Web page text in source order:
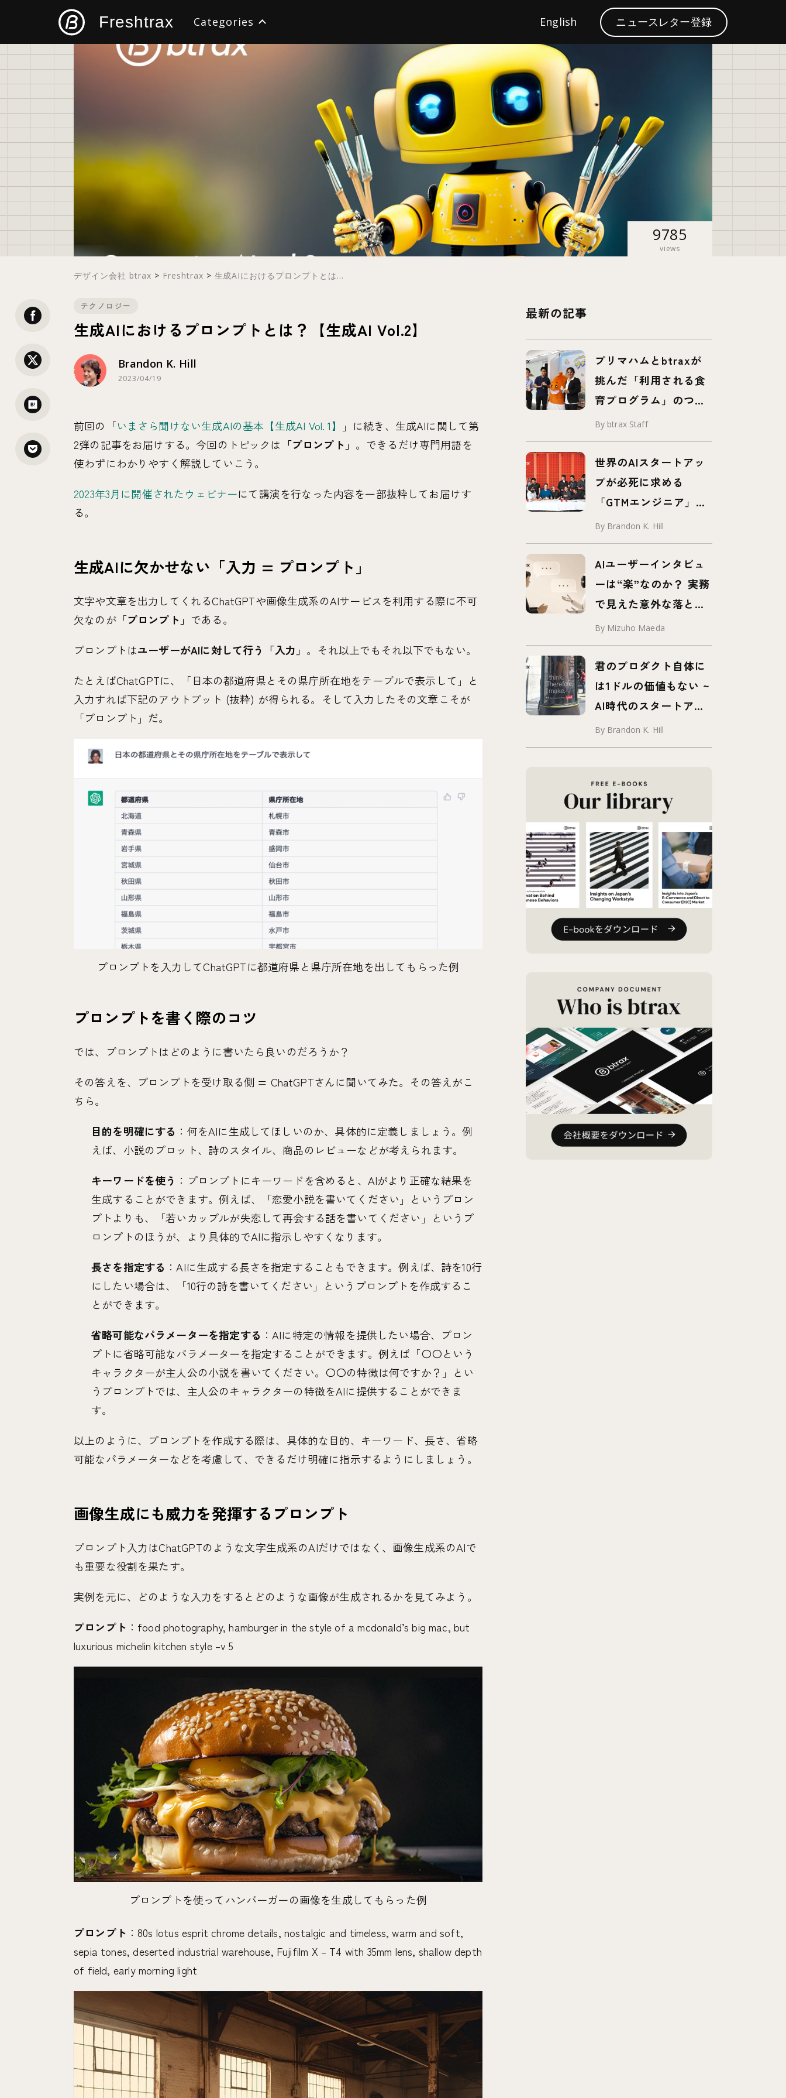
Freshtrax Categories
すべて デザイン イノベーション ブランディング
S
e
a
English ニュースレター登録
9785
views
デザイン会社 btrax > Freshtrax > 生成AIにおけるプロンプトとは...
テクノロジー
生成AIにおけるプロンプトとは？【生成AI Vol.2】
Brandon K. Hill
2023/04/19
前回の「いまさら聞けない生成AIの基本【生成AI Vol. 1】
」に続き、生成AIに関して第
2弾の記事をお届けする。今回のトピックは 「プロンプト」 。できるだけ専門用語を
使わずにわかりやすく解説していこう。
2023年3月に開催されたウェビナーにて講演を行なった内容を一部抜粋してお届けす
る。
生成AIに欠かせない「入力 = プロンプト」
文字や文章を出力してくれるChatGPTや画像生成系のAIサービスを利用する際に不可
欠なのが「プロンプト」 である。
プロンプトはユーザーがAIに対して行う「入力」 。それ以上でもそれ以下でもない。
たとえばChatGPTに、「日本の都道府県とその県庁所在地をテーブルで表示して」と
入力すれば下記のアウトプット (抜粋) が得られる。そして入力したその文章こそが
「プロンプト」だ。
プロンプトを入力してChatGPTに都道府県と県庁所在地を出してもらった例
プロンプトを書く際のコツ
では、プロンプトはどのように書いたら良いのだろうか？
その答えを、プロンプトを受け取る側 = ChatGPTさんに聞いてみた。その答えがこ
ちら。
目的を明確にする ：何をAIに生成してほしいのか、具体的に定義しましょう。例
えば、小説のプロット、詩のスタイル、商品のレビューなどが考えられます。
キーワードを使う ：プロンプトにキーワードを含めると、AIがより正確な結果を
生成することができます。例えば、「恋愛小説を書いてください」というプロン
プトよりも、「若いカップルが失恋して再会する話を書いてください」というプ
ロンプトのほうが、より具体的でAIに指示しやすくなります。
長さを指定する ：AIに生成する長さを指定することもできます。例えば、詩を10行
にしたい場合は、「10行の詩を書いてください」というプロンプトを作成するこ
とができます。
省略可能なパラメーターを指定する ：AIに特定の情報を提供したい場合、プロン
プトに省略可能なパラメーターを指定することができます。例えば「〇〇という
キャラクターが主人公の小説を書いてください。〇〇の特徴は何ですか？」とい
うプロンプトでは、主人公のキャラクターの特徴をAIに提供することができま
す。
以上のように、プロンプトを作成する際は、具体的な目的、キーワード、長さ、省略
可能なパラメーターなどを考慮して、できるだけ明確に指示するようにしましょう。
画像生成にも威力を発揮するプロンプト
プロンプト入力はChatGPTのような文字生成系のAIだけではなく、画像生成系のAIで
も重要な役割を果たす。
実例を元に、どのような入力をするとどのような画像が生成されるかを見てみよう。
プロンプト ：food photography, hamburger in the style of a mcdonald’s big mac, but
luxurious michelin kitchen style –v 5
プロンプトを使ってハンバーガーの画像を生成してもらった例
プロンプト ：80s lotus esprit chrome details, nostalgic and timeless, warm and soft,
sepia tones, deserted industrial warehouse, Fujifilm X – T4 with 35mm lens, shallow depth
of field, early morning light
最新の記事
プリマハムとbtraxが
挑んだ「利用される食
育プログラム」のつく
り方 – 事例紹介 –
By btrax Staff
世界のAIスタートアッ
プが必死に求める
「GTMエンジニア」と
は？
By Brandon K. Hill
AIユーザーインタビュ
ーは“楽”なのか？ 実務
で見えた意外な落とし
穴
By Mizuho Maeda
君のプロダクト自体に
は1ドルの価値もない ~
AI時代のスタートアッ
プに求められる要素と
は？ ~
By Brandon K. Hill